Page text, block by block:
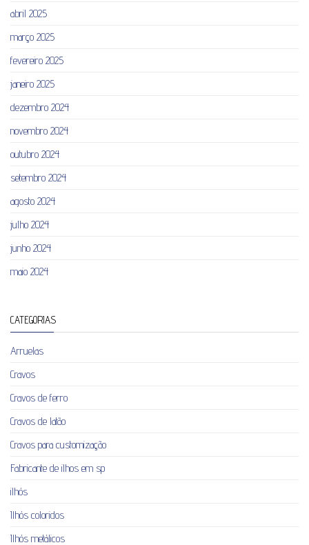
abril 2025
março 2025
fevereiro 2025
janeiro 2025
dezembro 2024
novembro 2024
outubro 2024
setembro 2024
agosto 2024
julho 2024
junho 2024
maio 2024
CATEGORIAS
Arruelas
Cravos
Cravos de ferro
Cravos de latão
Cravos para customização
Fabricante de ilhos em sp
ilhós
Ilhós coloridos
Ilhós metálicos